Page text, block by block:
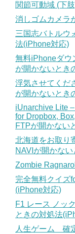
関節可動域 (下
消しゴムカメラ
三国志バトルウ
法(iPhone対応)
無料iPhoneダウ
が開かないとき
浮気させてくだ
が開かないとき
iUnarchive Lite
for Dropbox,
FTPが開かない
北海道をお取り
NAVIが開かな
Zombie
完全無料クイズ
(iPhone対応)
F1 レース ノッ
ときの対処法
人生ゲーム 確